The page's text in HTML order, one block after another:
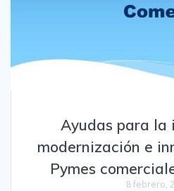
Ayudas para la
modernización e
Pymes
8 febrero,